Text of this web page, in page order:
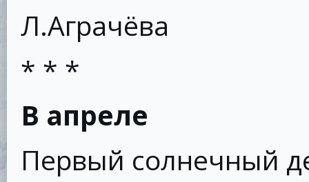
Л.Аграчёва
* * *
В апреле
Первый солнечный